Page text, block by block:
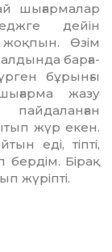
шығармалар
дейін
Өзім
бар­ға­
бұрынғы
жазу
жүр екен.
еді, тіпті,
бердім. Бірақ
жүріпті.